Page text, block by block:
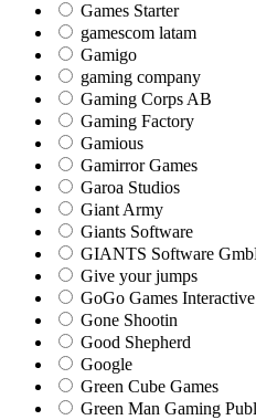
Games Starter
gamescom latam
Gamigo
gaming company
Gaming Corps AB
Gaming Factory
Gamious
Gamirror Games
Garoa Studios
Giant Army
Giants Software
GIANTS Software
Give your jumps
GoGo Games Interactive
Gone Shootin
Good Shepherd
Google
Green Cube Games
Green Man Gaming